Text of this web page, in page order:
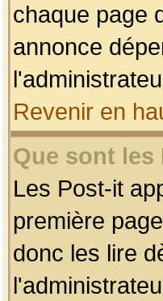
chaque page
annonce
Revenir en
Que sont les
Les Post-it
première
donc les lire